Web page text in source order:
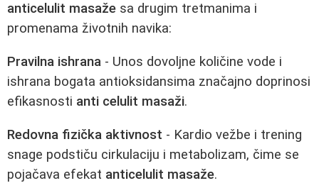
anticelulit masaže sa drugim tretmanima i
promenama životnih navika:
Pravilna ishrana - Unos dovoljne količine vode i
ishrana bogata antioksidansima značajno doprinosi
efikasnosti anti celulit masaži.
Redovna fizička aktivnost - Kardio vežbe i trening
snage podstiču cirkulaciju i metabolizam, čime se
pojačava efekat anticelulit masaže.